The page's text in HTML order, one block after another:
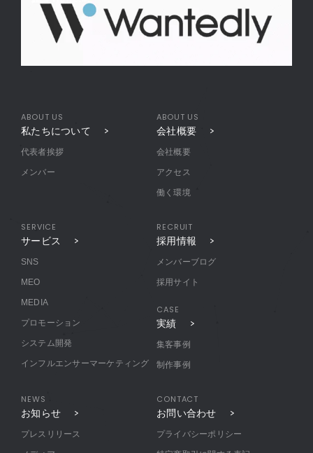
ABOUT US
私たちについて
代表者挨拶
メンバー
ABOUT US
会社概要
会社概要
アクセス
働く環境
SERVICE
サービス
SNS
MEO
MEDIA
プロモーション
システム開発
インフルエンサーマーケティング
RECRUIT
採用情報
メンバーブログ
採用サイト
CASE
実績
集客事例
制作事例
NEWS
お知らせ
プレスリリース
CONTACT
お問い合わせ
プライバシーポリシー